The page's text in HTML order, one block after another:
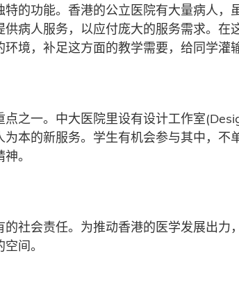
的功能。香港的公立医院有大量病人
病人服务，以应付庞大的服务需求。
境，补足这方面的教学需要，给同学灌
之一。中大医院里设有设计工作室
本的新服务。学生有机会参与其中，
。
社会责任。为推动香港的医学发展出
间。